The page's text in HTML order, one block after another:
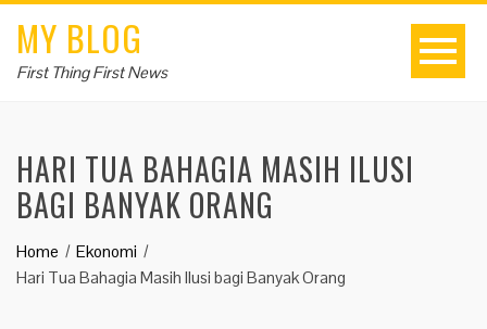
MY BLOG
First Thing First News
HARI TUA BAHAGIA MASIH ILUSI
BAGI BANYAK ORANG
Home
Ekonomi
Hari Tua Bahagia Masih Ilusi bagi Banyak Orang